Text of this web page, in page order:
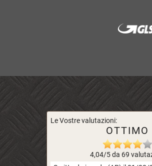
Le Vostre valutazioni:
OTTIMO
4,04/5 da 69